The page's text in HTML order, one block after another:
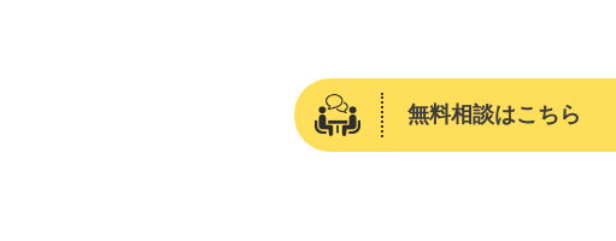
無料相談はこちら